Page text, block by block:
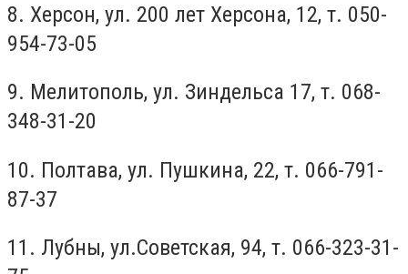
8. Херсон, ул. 200 лет Херсона, 12, т. 050-
954-73-05
9. Мелитополь, ул. Зиндельса 17, т. 068-
348-31-20
10. Полтава, ул. Пушкина, 22, т. 066-791-
87-37
11. Лубны, ул.Советская, 94, т. 066-323-31-